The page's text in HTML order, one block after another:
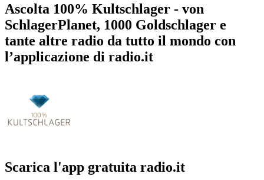
Ascolta 100% Kultschlager - von
SchlagerPlanet, 1000 Goldschlager e
tante altre radio da tutto il mondo con
l’applicazione di radio.it
Scarica l'app gratuita radio.it